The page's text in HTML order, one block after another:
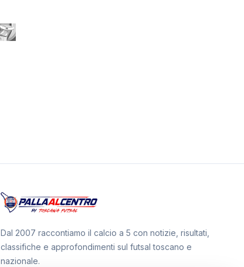
Dal 2007 raccontiamo il calcio a 5 con notizie, risultati,
classifiche e approfondimenti sul futsal toscano e
nazionale.